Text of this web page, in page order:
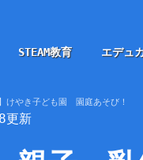
STEAM教育 エデュ
けやき子ども園 園庭あそび！
新